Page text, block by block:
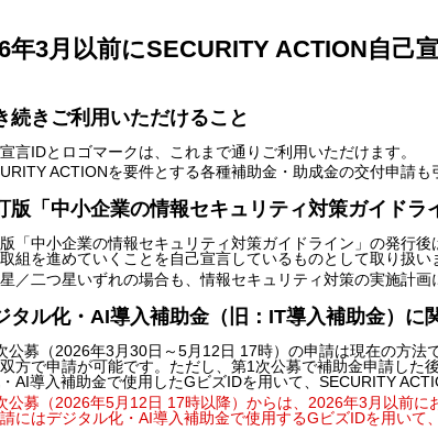
年3月以前にSECURITY ACTION自己
続きご利用いただけること
言IDとロゴマークは、これまで通りご利用いただけます。
ACTIONを要件とする各種補助金・助成金の交付申請も
版「中小企業の情報セキュリティ対策ガイドラ
「中小企業の情報セキュリティ対策ガイドライン」の発行
組を進めていくことを自己宣言しているものとして取り扱い
／二つ星いずれの場合も、情報セキュリティ対策の実施計画
タル化・AI導入補助金（旧：IT導入補助金）に
公募（2026年3月30日～5月12日 17時）の申請は現在の方
方で申請が可能です。ただし、第1次公募で補助金申請し
AI導入補助金で使用したGビズIDを用いて、SECURITY
公募（2026年5月12日 17時以降）からは、2026年3月以前
にはデジタル化・AI導入補助金で使用するGビズIDを用いて